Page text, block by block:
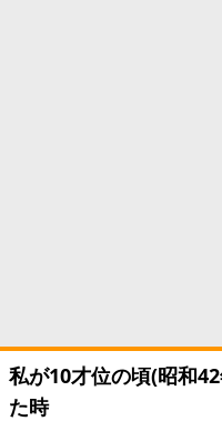
私が10才位の頃(昭和
た時